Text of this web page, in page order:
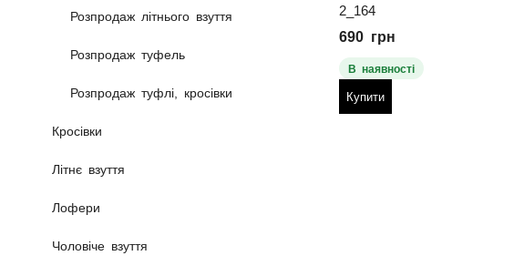
2_164
690 грн
В наявності
Купити
Розпродаж літнього взуття
Розпродаж туфель
Розпродаж туфлі, кросівки
Кросівки
Літнє взуття
Лофери
Чоловіче взуття